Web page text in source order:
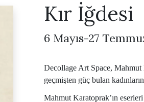
Kır İğdesi
6 Mayıs-27
Decollage Art Space, Mahmut
geçmişten güç bulan
Mahmut Karatoprak’ın